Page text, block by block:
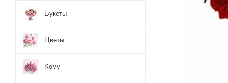
Букеты
Цветы
Кому